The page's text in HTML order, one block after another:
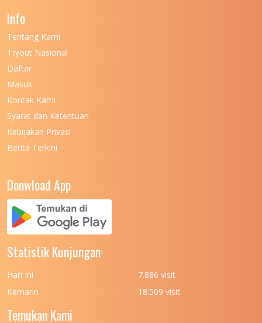
Info
Tentang Kami
Tryout Nasional
Daftar
Masuk
Kontak Kami
Syarat dan Ketentuan
Kebijakan Privasi
Berita Terkini
Donwload App
Statistik Kunjungan
Hari Ini
7.886 visit
Kemarin
18.509 visit
Temukan Kami